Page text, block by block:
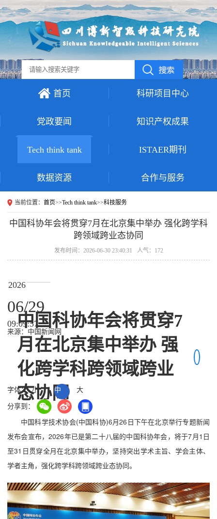
首页 科研项目中心
党政要闻 知识产权成果
Tech think tank ISTAER期刊
数据资源 合作与服务
当前位置： 首页>>Tech think tank>>科技服务
中国科协年会将贯穿7月在北京集中举办 强化跨学科
跨领域跨业态协同
发布时间：2026-06-30 23:40:31 人气：172
2026
06/29
09:09:57
来源：中国新闻网
中国科协年会将贯穿7
月在北京集中举办 强
化跨学科跨领域跨业
态协同
字体： 小 中 大
分享到：
中国科学技术协会(中国科协)6月26日下午在北京举行专题新闻
发布会宣布，2026年已是第二十八届的中国科协年会，将于7月1日
至31日贯穿全月在北京集中举办，坚持突出学术主旨、学会主体、
学者主角，强化跨学科跨领域跨业态协同。